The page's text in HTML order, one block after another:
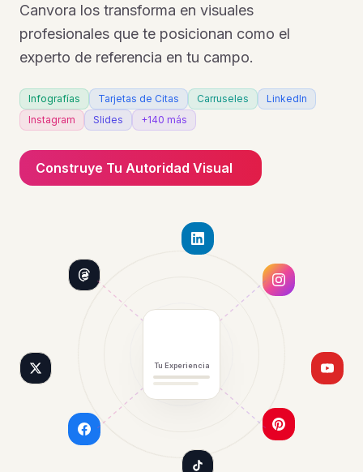
Canvora los transforma en visuales
profesionales que te posicionan como el
experto de referencia en tu campo.
Infografías Tarjetas de Citas Carruseles
LinkedIn
Instagram
Slides +140 más
Construye Tu Autoridad Visual
Tu Experiencia